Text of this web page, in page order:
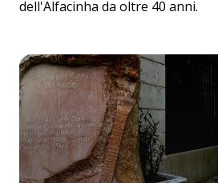
dell'Alfacinha da oltre 40 anni.